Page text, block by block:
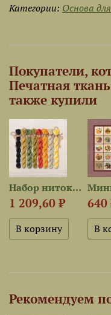
Категории: Основа
Покупатели,
Печатная
также купили
Набор ниток OwlForest для...
1 209,60 ₽ 640
Рекомендуем